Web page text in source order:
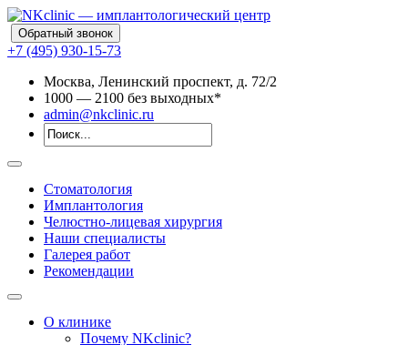
Обратный звонок
+7 (495) 930-15-73
Москва, Ленинский проспект, д. 72/2
1000 — 2100 без выходных*
admin@nkclinic.ru
Стоматология
Имплантология
Челюстно-лицевая хирургия
Наши специалисты
Галерея работ
Рекомендации
О клинике
Почему NKclinic?